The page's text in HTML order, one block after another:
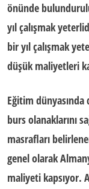
önünde
yıl çalışmak
bir yıl çalışmak
düşük maliyetleri
Eğitim
burs olanaklarını
masrafları
genel olarak
maliyeti kapsıyor.